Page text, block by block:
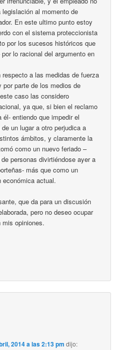
al momento de
En este ultimo punto estoy
con el sistema proteccionista
por los sucesos históricos que
lo racional del argumento en
a las medidas de fuerza
por parte de los medios de
caso las considero
ya que, si bien el reclamo
entiendo que impedir el
un lugar a otro perjudica a
ámbitos, y claramente la
como un nuevo feriado –
personas divirtiéndose ayer a
más que como un
económica actual.
que da para un discusión
pero no deseo ocupar
opiniones.
2014 a las 2:13 pm dijo: